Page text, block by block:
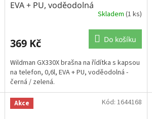
EVA + PU, voděodolná
Skladem (1 ks)
369 Kč Do košíku
Wildman GX330X brašna na řídítka s kapsou
na telefon, 0,6l, EVA + PU, voděodolná -
černá / zelená.
Akce Kód: 1644168